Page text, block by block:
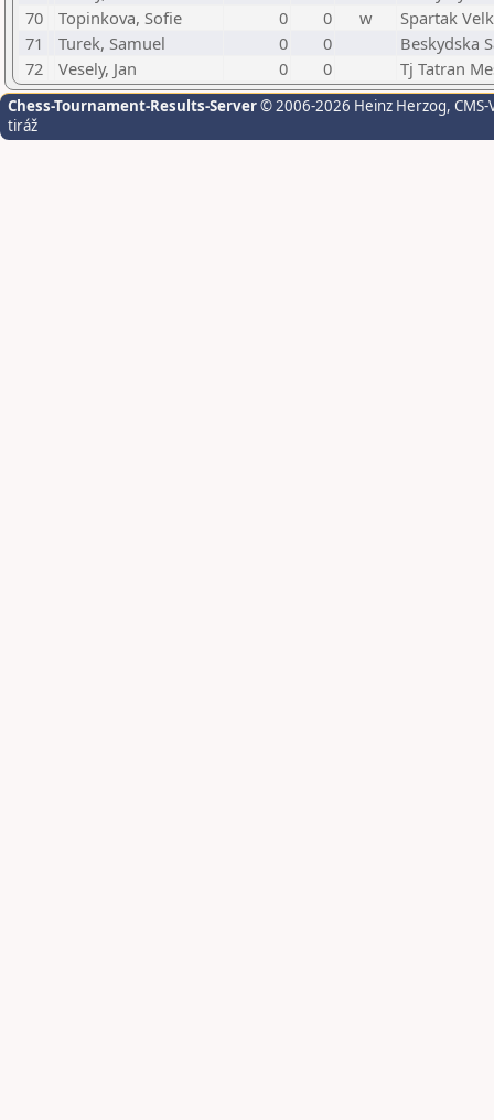
70
Topinkova, Sofie 0 0 w
Spartak
71
Turek, Samuel 0 0
Beskydska
72
Vesely, Jan 0 0 Tj Tatran
Chess-Tournament-Results-Server© 2006-2026 Heinz Herzog,
tiráž